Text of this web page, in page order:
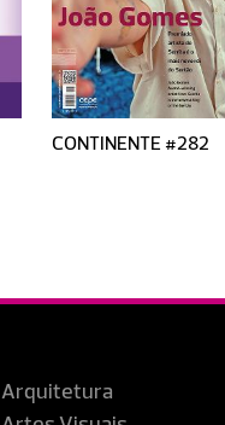
CONTINENTE #282
Arquitetura